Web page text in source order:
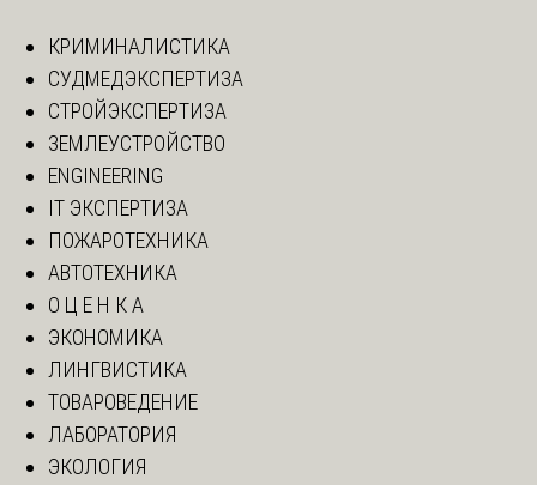
КРИМИНАЛИСТИКА
СУДМЕДЭКСПЕРТИЗА
СТРОЙЭКСПЕРТИЗА
ЗЕМЛЕУСТРОЙСТВО
ENGINEERING
IT ЭКСПЕРТИЗА
ПОЖАРОТЕХНИКА
АВТОТЕХНИКА
О Ц Е Н К А
ЭКОНОМИКА
ЛИНГВИСТИКА
ТОВАРОВЕДЕНИЕ
ЛАБОРАТОРИЯ
ЭКОЛОГИЯ